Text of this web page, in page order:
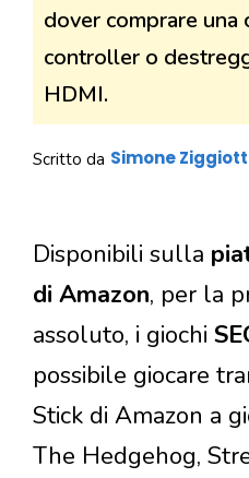
dover comprare una
controller o
HDMI.
Scritto da Simone
Disponibili sulla
di Amazon, per la
assoluto, i giochi
possibile giocare
Stick di Amazon a
The Hedgehog,